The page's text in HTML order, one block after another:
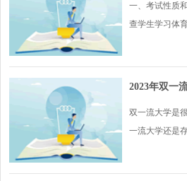
一、考试性质
查学生学习体
2023年双一
双一流大学是
一流大学还是